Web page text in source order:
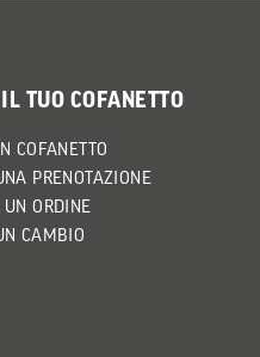
TUO COFANETTO
COFANETTO
PRENOTAZIONE
UN ORDINE
CAMBIO